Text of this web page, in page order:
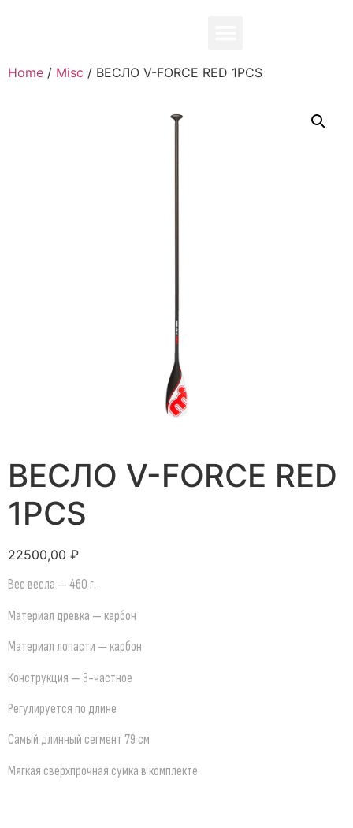
Home / Misc / ВЕСЛО V-FORCE RED 1PCS
ВЕСЛО V-FORCE RED
1PCS
22500,00 ₽
Вес весла — 460 г.
Материал древка — карбон
Материал лопасти — карбон
Конструкция — 3-частное
Регулируется по длине
Самый длинный сегмент 79 см
Мягкая сверхпрочная сумка в комплекте